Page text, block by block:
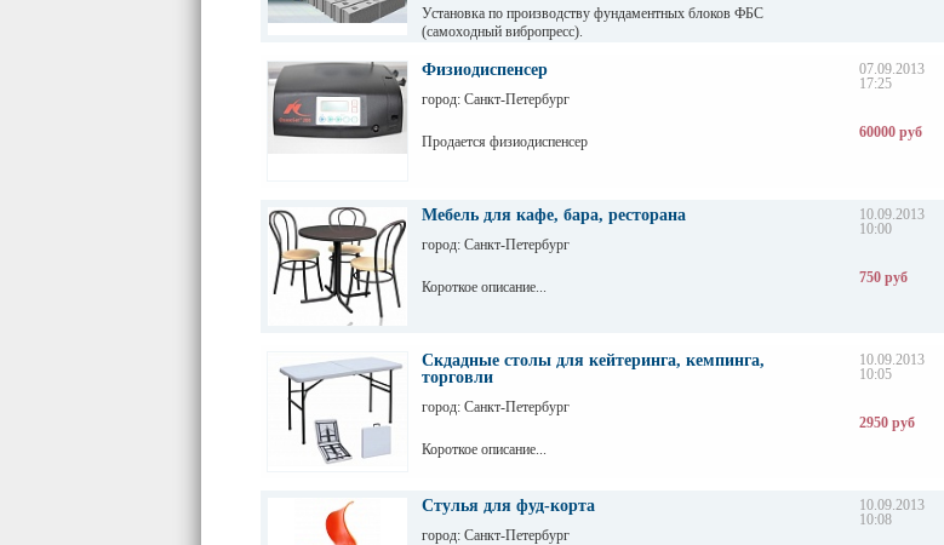
Установка по производству фундаментных блоков ФБС
(самоходный вибропресс).
Физиодиспенсер
город: Санкт-Петербург
Продается физиодиспенсер
07.09.2013
17:25
60000 руб
Мебель для кафе, бара, ресторана
город: Санкт-Петербург
Короткое описание...
10.09.2013
10:00
750 руб
Скдадные столы для кейтеринга, кемпинга,
торговли
город: Санкт-Петербург
Короткое описание...
10.09.2013
10:05
2950 руб
Стулья для фуд-корта
город: Санкт-Петербург
10.09.2013
10:08